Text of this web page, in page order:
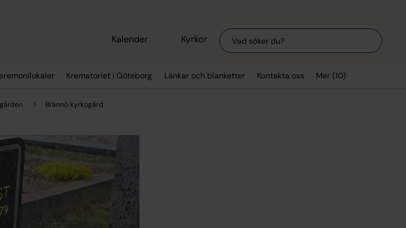
Kalender Kyrkor Sök
Krematoriet i Göteborg Länkar och blanketter Kontakta oss Mer (10)
Brännö kyrkogård